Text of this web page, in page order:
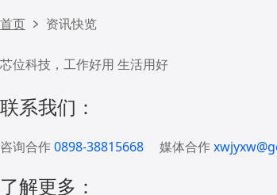
首页 资讯快览
芯位科技，工作好用 生活用好
联系我们：
咨询合作0898-38815668 媒体合作
了解更多：